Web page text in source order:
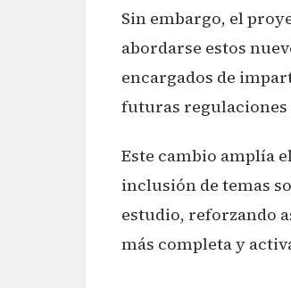
Sin embargo, el
abordarse estos
encargados de
futuras
Este cambio amplía
inclusión de temas
estudio, reforzando
más completa y